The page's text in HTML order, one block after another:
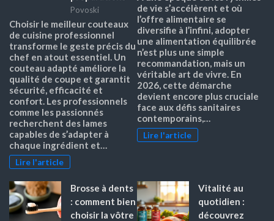
Povoski
Choisir le meilleur couteaux
de cuisine professionnel
transforme le geste précis du
chef en atout essentiel. Un
couteau adapté améliore la
qualité de coupe et garantit
sécurité, efficacité et
confort. Les professionnels
comme les passionnés
recherchent des lames
capables de s’adapter à
chaque ingrédient et…
Lire l'article
de vie s’accélèrent et où
l’offre alimentaire se
diversifie à l’infini, adopter
une alimentation équilibrée
n’est plus une simple
recommandation, mais un
véritable art de vivre. En
2026, cette démarche
devient encore plus cruciale
face aux défis sanitaires
contemporains,…
Lire l'article
Brosse à dents
: comment bien
choisir la vôtre
Vitalité au
quotidien :
découvrez